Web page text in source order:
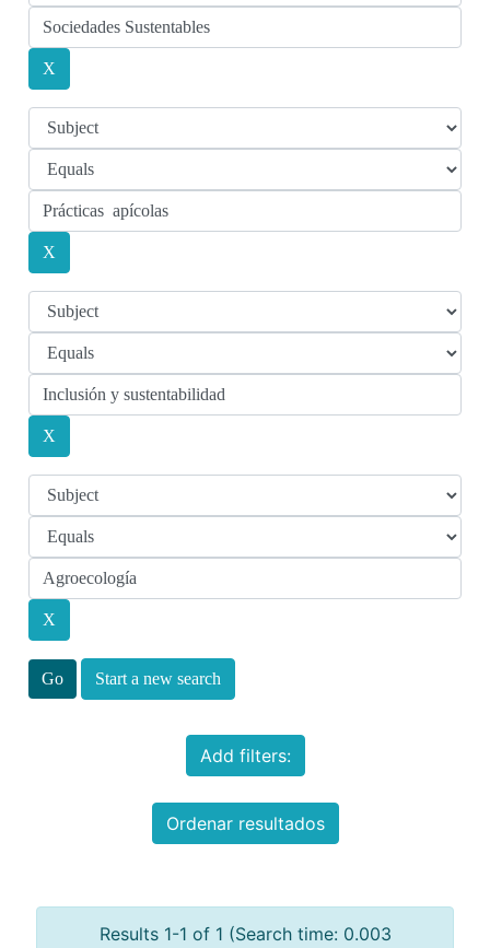
Start a new search
Add filters:
Ordenar resultados
Results 1-1 of 1 (Search time: 0.003